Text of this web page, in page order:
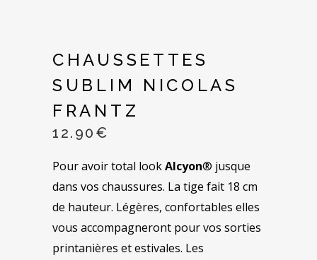
CHAUSSETTES
SUBLIM NICOLAS
FRANTZ
12.90 €
Pour avoir total lookAlcyon® jusque
dans vos chaussures. La tige fait 18 cm
de hauteur. Légères, confortables elles
vous accompagneront pour vos sorties
printanières et estivales. Les